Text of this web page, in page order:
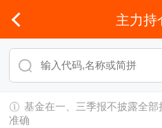
主力持
基金在一、三季报不披露全
准确